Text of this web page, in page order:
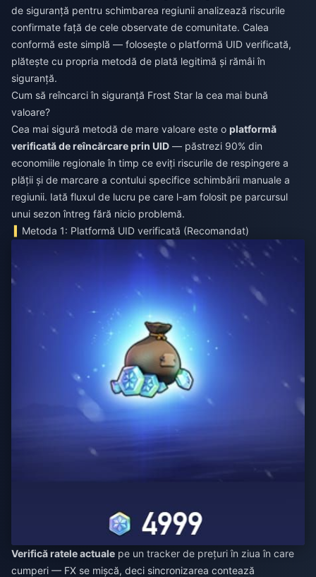
de siguranță pentru schimbarea regiunii analizează riscurile
confirmate față de cele observate de comunitate. Calea
conformă este simplă — folosește o platformă UID verificată,
plătește cu propria metodă de plată legitimă și rămâi în
siguranță.
Cum să reîncarci în siguranță Frost Star la cea mai bună
valoare?
Cea mai sigură metodă de mare valoare este o platformă
verificată de reîncărcare prin UID — păstrezi 90% din
economiile regionale în timp ce eviți riscurile de respingere a
plății și de marcare a contului specifice schimbării manuale a
regiunii. Iată fluxul de lucru pe care l-am folosit pe parcursul
unui sezon întreg fără nicio problemă.
Metoda 1: Platformă UID verificată (Recomandat)
Verifică ratele actuale pe un tracker de prețuri în ziua în care
cumperi — FX se mișcă, deci sincronizarea contează